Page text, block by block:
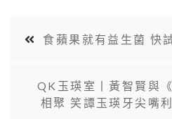
食蘋果就有益生菌 快
QK玉瑛室丨黃智賢與
相聚 笑譚玉瑛牙尖嘴